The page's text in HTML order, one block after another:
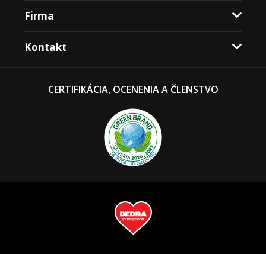
Firma
Kontakt
CERTIFIKÁCIA, OCENENIA A ČLENSTVO